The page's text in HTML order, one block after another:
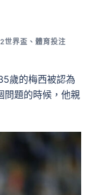
世界盃 、 體育投注
歲的梅西被認為
問題的時候，他親